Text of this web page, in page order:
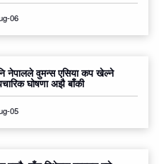
06
नेपालले वुमन्स एसिया कप खेल्ने
घोषणा अझै बाँकी
05